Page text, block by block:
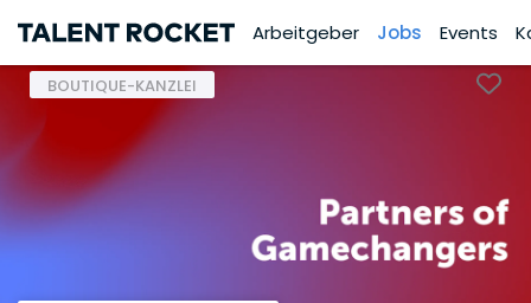
Arbeitgeber Jobs Events
BOUTIQUE-KANZLEI